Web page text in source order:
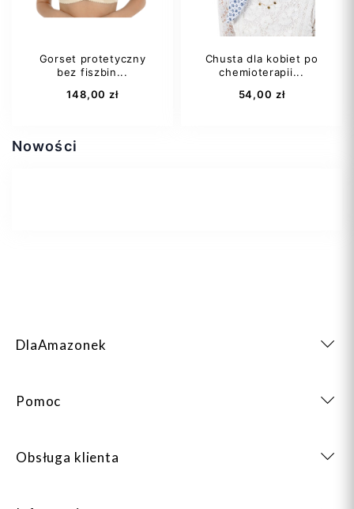
Nowości
Dodaj do koszyka Dodaj do koszyka
Gorset protetyczny
bez fiszbin...
148,00 zł
Chusta dla kobiet po
chemioterapii...
54,00 zł
DlaAmazonek
Pomoc
Obsługa klienta